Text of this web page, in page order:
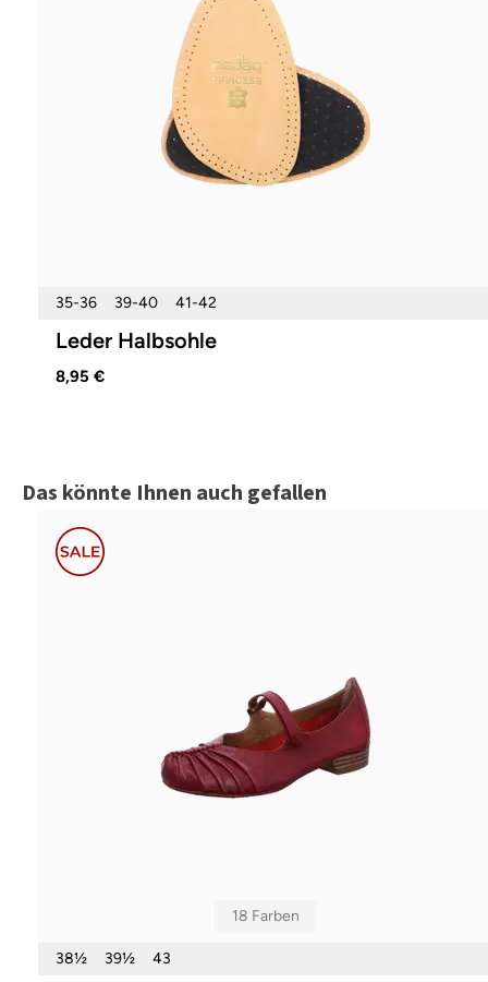
35-36 39-40 41-42
Leder Halbsohle
8,95 €
Produktgalerie überspringen
Das könnte Ihnen auch gefallen
18 Farben
38½ 39½ 43